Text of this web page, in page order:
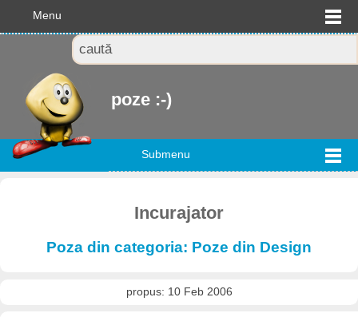
Menu
poze :-)
Submenu
Incurajator
Poza din categoria: Poze din Design
propus: 10 Feb 2006